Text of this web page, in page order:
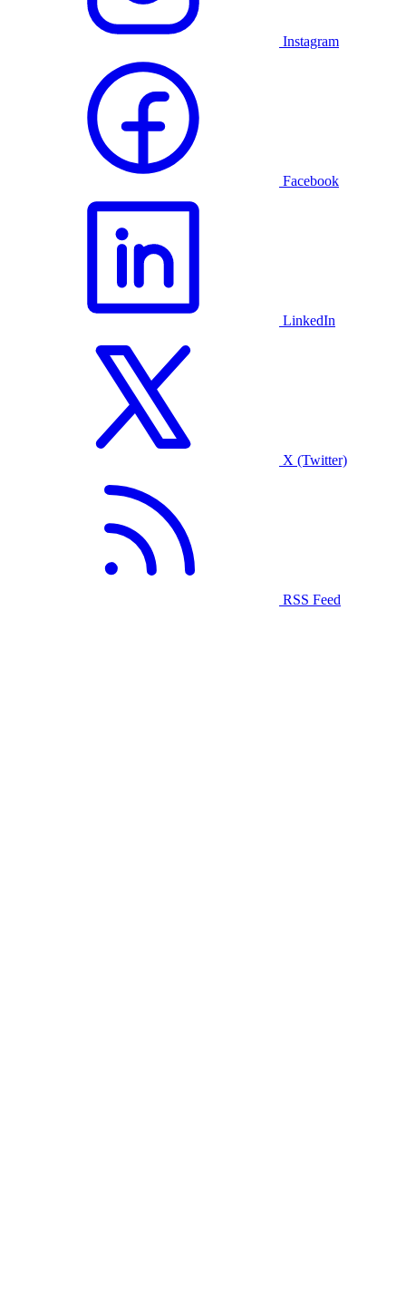
Instagram
Facebook
LinkedIn
X (Twitter)
RSS Feed